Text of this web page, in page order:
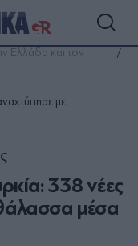
Ελλάδα και τον
με
338 νέες
μέσα